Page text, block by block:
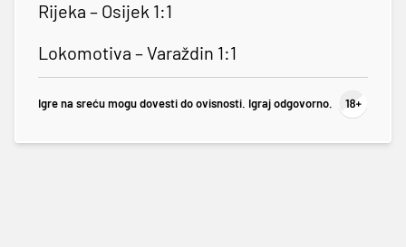
Rijeka – Osijek 1:1
Lokomotiva – Varaždin 1:1
Igre na sreću mogu dovesti do ovisnosti. Igraj odgovorno.